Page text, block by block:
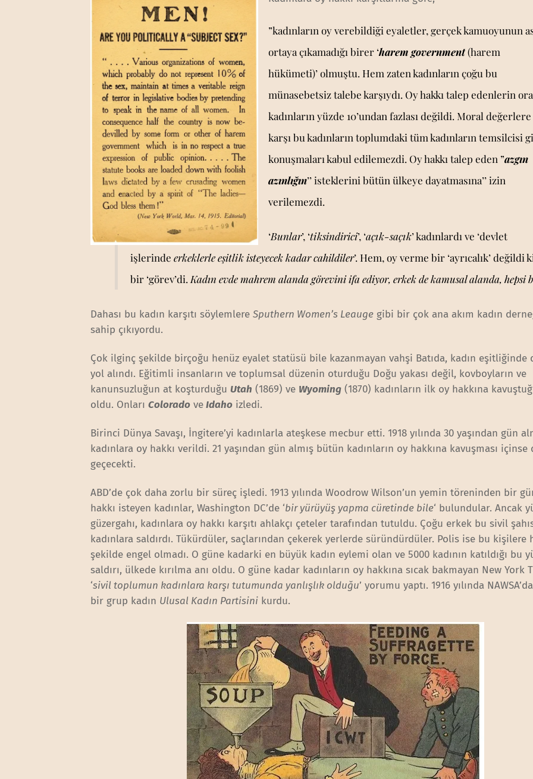
”kadınların oy verebildiği eyaletler, gerçek kamuoyunun
ortaya çıkamadığı birer ‘harem government(harem
hükümeti)’ olmuştu. Hem zaten kadınların çoğu bu
münasebetsiz talebe karşıydı. Oy hakkı talep edenlerin
kadınların yüzde 10’undan fazlası değildi. Moral değerlere
karşı bu kadınların toplumdaki tüm kadınların temsilcisi
konuşmaları kabul edilemezdi. Oy hakkı talep eden ”azgın
azınlığın’’ isteklerini bütün ülkeye dayatmasına’’ izin
verilemezdi.
‘Bunlar’, ‘tiksindirici’, ‘açık-saçık’ kadınlardı ve ‘devlet
işlerinde erkeklerle eşitlik isteyecek kadar cahildiler’. Hem, oy verme bir ‘ayrıcalık’ değildi
bir ‘görev’di. Kadın evde mahrem alanda görevini ifa ediyor, erkek de kamusal alanda, hepsi
Dahası bu kadın karşıtı söylemlereSputhern Women’s Leauge gibi bir çok ana akım kadın
sahip çıkıyordu.
Çok ilginç şekilde birçoğu henüz eyalet statüsü bile kazanmayan vahşi Batıda, kadın eşitliğinde
yol alındı. Eğitimli insanların ve toplumsal düzenin oturduğu Doğu yakası değil, kovboyların ve
kanunsuzluğun at koşturduğuUtah (1869) ve Wyoming (1870) kadınların ilk oy hakkına
oldu. OnlarıColorado veIdaho izledi.
Birinci Dünya Savaşı, İngitere’yi kadınlarla ateşkese mecbur etti. 1918 yılında 30 yaşından gün
kadınlara oy hakkı verildi. 21 yaşından gün almış bütün kadınların oy hakkına kavuşması içinse
geçecekti.
ABD’de çok daha zorlu bir süreç işledi. 1913 yılında Woodrow Wilson’un yemin töreninden bir
hakkı isteyen kadınlar, Washington DC’de ‘bir yürüyüş yapma cüretinde bile‘ bulundular. Ancak
güzergahı, kadınlara oy hakkı karşıtı ahlakçı çeteler tarafından tutuldu. Çoğu erkek bu sivil
kadınlara saldırdı. Tükürdüler, saçlarından çekerek yerlerde süründürdüler. Polis ise bu kişilere
şekilde engel olmadı. O güne kadarki en büyük kadın eylemi olan ve 5000 kadının katıldığı bu
saldırı, ülkede kırılma anı oldu. O güne kadar kadınların oy hakkına sıcak bakmayan New York
‘sivil toplumun kadınlara karşı tutumunda yanlışlık olduğu’ yorumu yaptı. 1916 yılında
bir grup kadın Ulusal Kadın Partisini kurdu.